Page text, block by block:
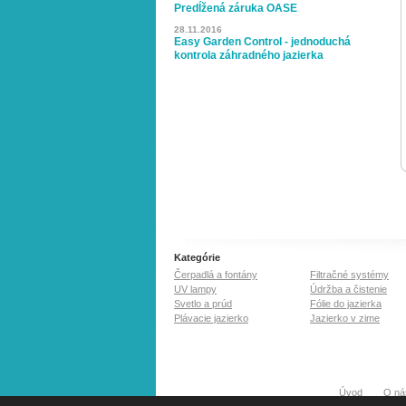
Predĺžená záruka OASE
28.11.2016
Easy Garden Control - jednoduchá
kontrola záhradného jazierka
Kategórie
Čerpadlá a fontány
Filtračné systémy
UV lampy
Údržba a čistenie
Svetlo a prúd
Fólie do jazierka
Plávacie jazierko
Jazierko v zime
Úvod O